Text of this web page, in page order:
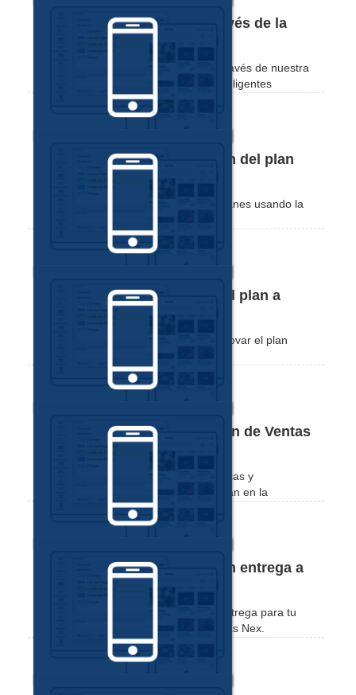
Cómo crear una cuenta a través de la
Vea cómo registrarse y utilizar Nex a través de nuestra
aplicación de ventas para teléfonos inteligentes
Cómo cancelar la suscripción del plan
Vea cómo cancelar uno de nuestros planes usando la
Cómo suscribir y/o renovar el plan a
Mira lo sencillo que es suscribir y/o renovar el plan
Planes y recursos - Aplicación de Ventas
Vea más detalles sobre las características y
funcionalidades disponibles en cada plan en la
aplicación de ventas Nex.
Cómo registrar una venta con entrega a
Mira lo práctico que es registrar una entrega para tu
venta a través de la aplicación de ventas Nex.